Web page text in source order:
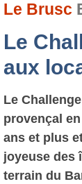
Le Brusc
Le
aux
Le
provençal
ans et plus
joyeuse des
terrain du